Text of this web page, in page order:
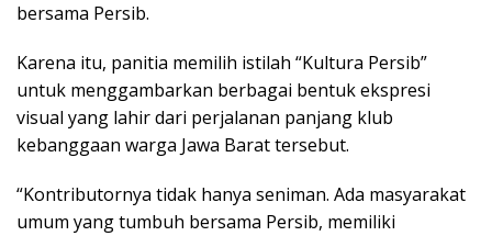
bersama Persib.
Karena itu, panitia memilih istilah “Kultura Persib”
untuk menggambarkan berbagai bentuk ekspresi
visual yang lahir dari perjalanan panjang klub
kebanggaan warga Jawa Barat tersebut.
“Kontributornya tidak hanya seniman. Ada masyarakat
umum yang tumbuh bersama Persib, memiliki